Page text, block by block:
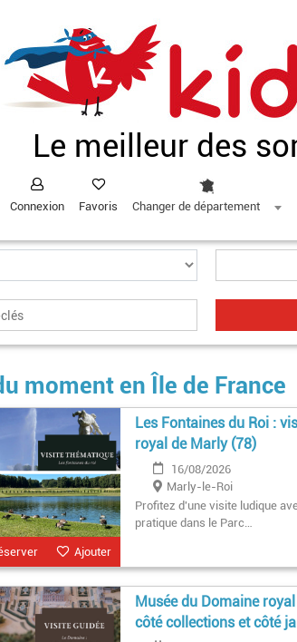
Le meilleur des
Connexion Favoris Changer de département
moment en Île de France
Ajouter
Les Fontaines du Roi :
royal de Marly (78)
16/08/2026
Marly-le-Roi
Profitez d'une visite ludique
pratique dans le Parc…
Musée du Domaine
côté collections et côté